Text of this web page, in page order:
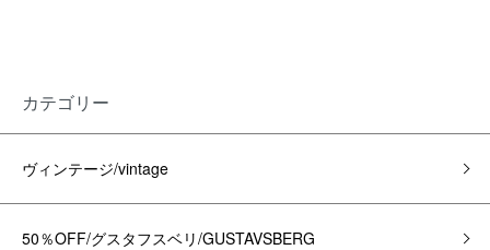
カテゴリー
ヴィンテージ/vintage
50％OFF/グスタフスベリ/GUSTAVSBERG